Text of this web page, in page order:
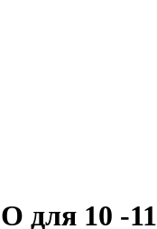
для 10 -